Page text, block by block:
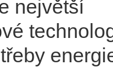
největší